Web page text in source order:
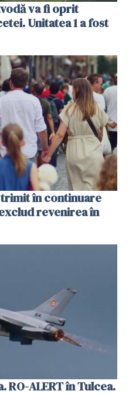
va fi oprit
Unitatea 1 a fost
în continuare
revenirea în
RO-ALERT în Tulcea.